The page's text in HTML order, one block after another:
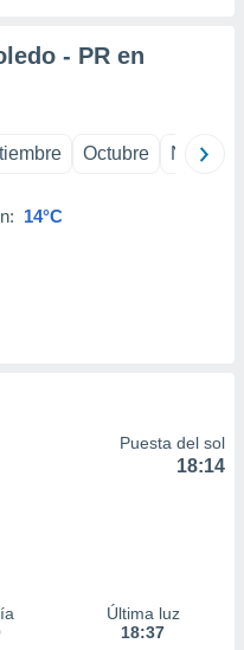
- PR en
Octubre
14°C
Puesta del sol
18:14
Última luz
18:37